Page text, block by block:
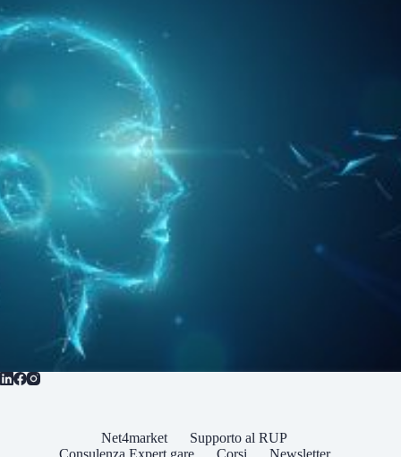
Net4market
Supporto al RUP
Consulenza Expert gare
Corsi Newsletter